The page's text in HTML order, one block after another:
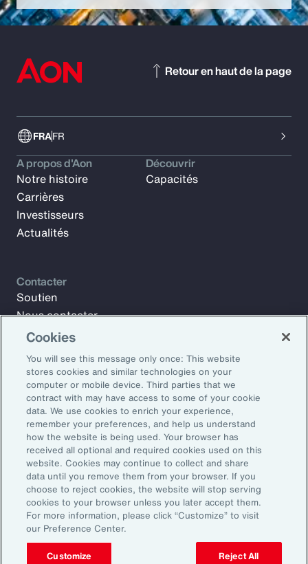
FRAFR
Retour en haut de la page
Abonnez-vous à Aon Insights pour recevoir des articles
hebdomadaires, des rapports et des mises à jour de notre
équipe de leaders d'opinion.
Adresse électronique professionnelle :
S'inscrire
A propos d'Aon
Notre histoire
Carrières
Investisseurs
Actualités
Découvrir
Capacités
Contacter
Soutien
Nous contacter
©2026 Aon plc. Tous droits réservés.
Déclaration de confidentialitéMentions légales
Préférences d'e-mail
Cookies
You will see this message only once: This website
stores cookies and similar technologies on your
computer or mobile device. Third parties that we
contract with may have access to some of your cookie
data. We use cookies to enrich your experience,
remember your preferences, and help us understand
how the website is being used. Your browser has
received all optional and required cookies used on this
website. Cookies may continue to collect and share
data until you remove them from your browser. If you
choose to reject cookies, the website will stop serving
cookies to your browser unless you later accept them.
For more information, please click “Customize” to visit
our Preference Center.
Customize Reject All